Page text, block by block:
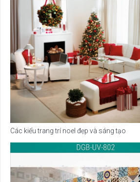
Các kiểu trang trí noel đẹp và sáng tạo